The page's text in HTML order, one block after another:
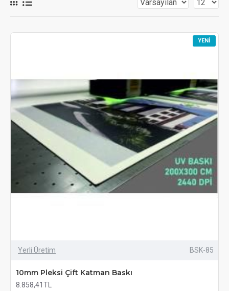
YENI
Yerli Üretim BSK-85
10mm Pleksi Çift Katman Baskı
8.858,41TL